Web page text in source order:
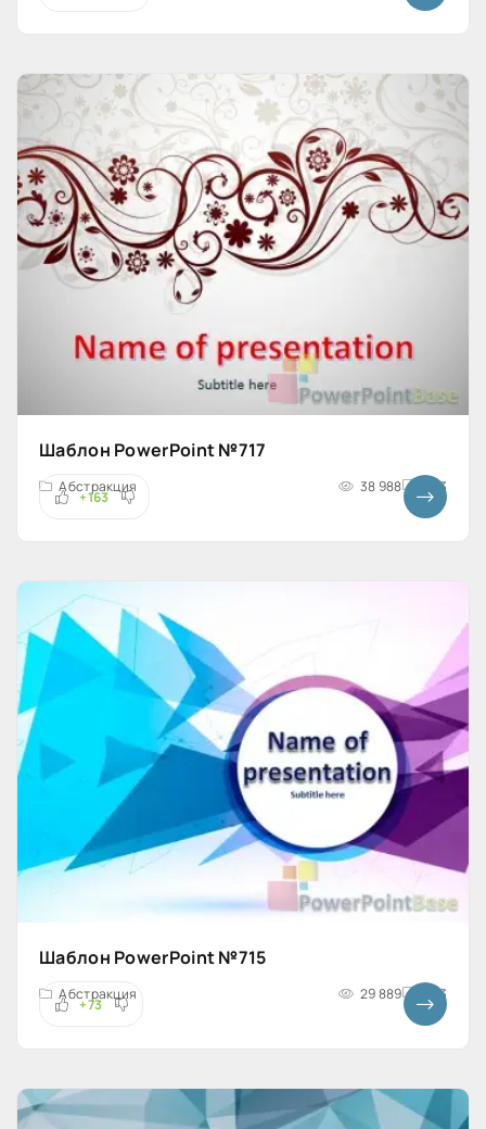
Шаблон PowerPoint №717
Абстракция 38 988 4x3
+163
Шаблон PowerPoint №715
Абстракция 29 889 4x3
+73